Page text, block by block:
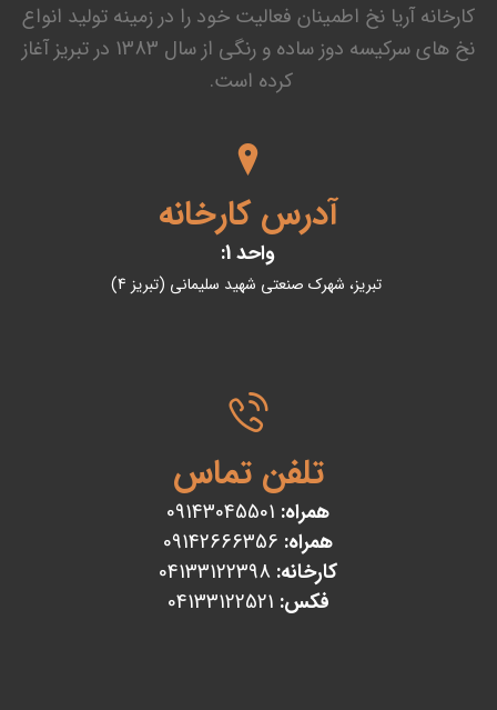
کارخانه آریا نخ اطمینان فعالیت خود را در زمینه تولید انواع
نخ های سرکیسه دوز ساده و رنگی از سال 1383 در تبریز آغاز
کرده است.
آدرس کارخانه
واحد 1:
تبریز، شهرک صنعتی شهید سلیمانی (تبریز 4)
تلفن تماس
همراه:
همراه:
کارخانه: 04133122398
فکس: